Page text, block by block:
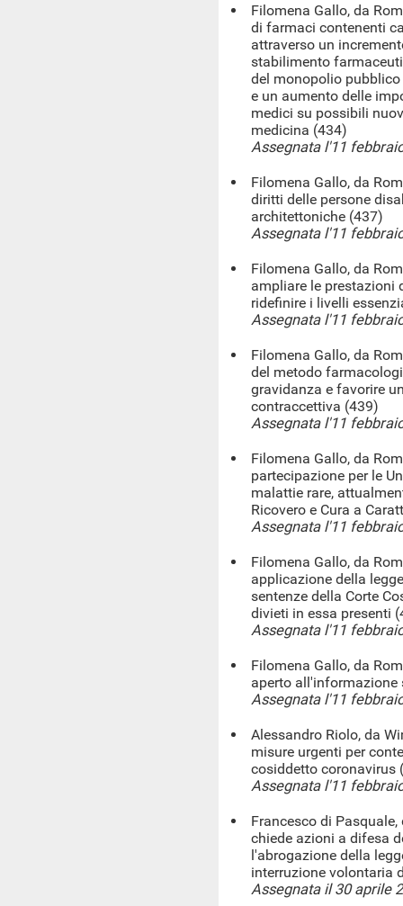
Filomena Gallo, da
di farmaci contenenti
attraverso un
stabilimento
del monopolio
e un aumento delle
medici su possibili
medicina (434)
Assegnata l'11
Filomena Gallo, da
diritti delle persone
architettoniche (437)
Assegnata l'11
Filomena Gallo, da
ampliare le prestazioni
ridefinire i livelli
Assegnata l'11
Filomena Gallo, da
del metodo
gravidanza e favorire
contraccettiva (439)
Assegnata l'11
Filomena Gallo, da
partecipazione per le
malattie rare,
Ricovero e Cura a
Assegnata l'11
Filomena Gallo, da
applicazione della
sentenze della Corte
divieti in essa presenti
Assegnata l'11
Filomena Gallo, da
aperto all'informazione
Assegnata l'11
Alessandro Riolo, da
misure urgenti per
cosiddetto coronavirus
Assegnata l'11
Francesco di
chiede azioni a difesa
l'abrogazione della
interruzione volontaria
Assegnata il 30 aprile